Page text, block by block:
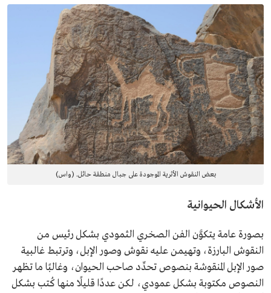
بعض النقوش الأثرية الموجودة على جبال منطقة حائل. (واس)
الأشكال الحيوانية
بصورة عامة يتكوَّن الفن الصخري الثمودي بشكل رئيس من
النقوش البارزة، وتهيمن عليه نقوش وصور الإبل، وترتبط غالبية
صور الإبل المنقوشة بنصوص تحدِّد صاحب الحيوان، وغالبًا ما تظهر
النصوص مكتوبة بشكل عمودي، لكن عددًا قليلًا منها كُتب بشكل